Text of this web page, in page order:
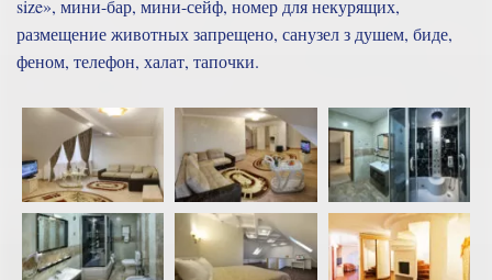
size», мини-бар, мини-сейф, номер для некурящих,
размещение животных запрещено, санузел з душем, биде,
феном, телефон, халат, тапочки.